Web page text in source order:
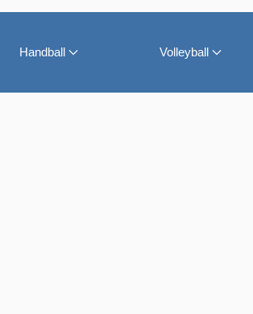
Handball Volleyball